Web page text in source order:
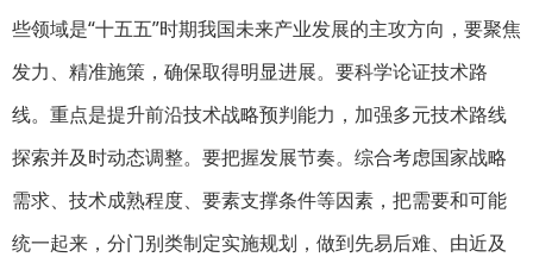
些领域是“十五五”时期我国未来产业发展的主攻方向，要聚焦
发力、精准施策，确保取得明显进展。要科学论证技术路
线。重点是提升前沿技术战略预判能力，加强多元技术路线
探索并及时动态调整。要把握发展节奏。综合考虑国家战略
需求、技术成熟程度、要素支撑条件等因素，把需要和可能
统一起来，分门别类制定实施规划，做到先易后难、由近及